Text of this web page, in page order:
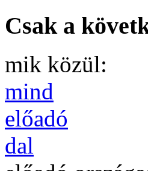
Csak a
mik közül:
mind
előadó
dal